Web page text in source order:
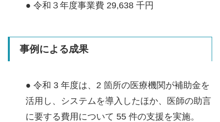
● 令和３年度事業費 29,638 千円
事例による成果
● 令和 3 年度は、2 箇所の医療機関が補助金を
活用し、システムを導入したほか、医師の助言
に要する費用について 55 件の支援を実施。